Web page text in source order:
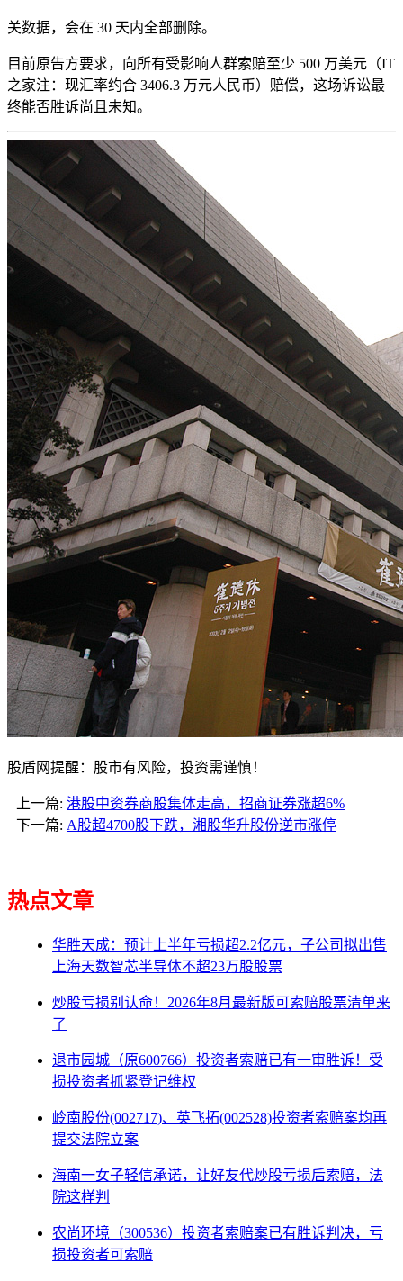
关数据，会在 30 天内全部删除。
目前原告方要求，向所有受影响人群索赔至少 500 万美元（IT
之家注：现汇率约合 3406.3 万元人民币）赔偿，这场诉讼最
终能否胜诉尚且未知。
股盾网提醒：股市有风险，投资需谨慎！
上一篇: 港股中资券商股集体走高，招商证券涨超6%
下一篇: A股超4700股下跌，湘股华升股份逆市涨停
热点文章
华胜天成：预计上半年亏损超2.2亿元，子公司拟出售
上海天数智芯半导体不超23万股股票
炒股亏损别认命！2026年8月最新版可索赔股票清单来
了
退市园城（原600766）投资者索赔已有一审胜诉！受
损投资者抓紧登记维权
岭南股份(002717)、英飞拓(002528)投资者索赔案均再
提交法院立案
海南一女子轻信承诺，让好友代炒股亏损后索赔，法
院这样判
农尚环境（300536）投资者索赔案已有胜诉判决，亏
损投资者可索赔